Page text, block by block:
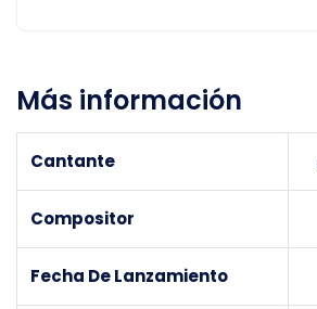
Más información
Cantante
Compositor
Fecha De Lanzamiento